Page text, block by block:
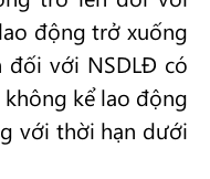
động trở xuống
với NSDLĐ có
kể lao động
với thời hạn dưới